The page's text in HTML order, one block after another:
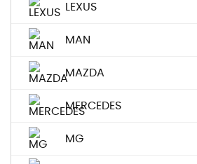
LEXUS
MAN
MAZDA
MERCEDES
MG